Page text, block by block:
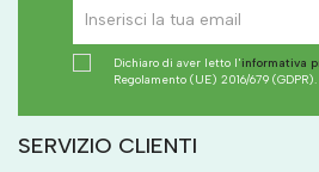
Dichiaro di aver letto l'informativa
Regolamento (UE) 2016/679 (GDPR).
SERVIZIO CLIENTI